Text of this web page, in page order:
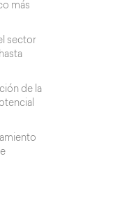
más
sector
de la